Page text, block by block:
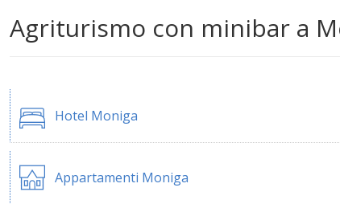
Agriturismo con minibar a
Hotel Moniga
Appartamenti Moniga